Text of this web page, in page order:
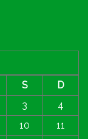
S
D
3
4
10
11